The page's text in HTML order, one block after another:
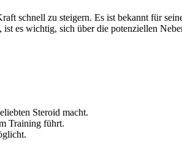
schnell zu steigern. Es ist bekannt für
ist es wichtig, sich über die potenziellen
Steroid macht.
Training führt.